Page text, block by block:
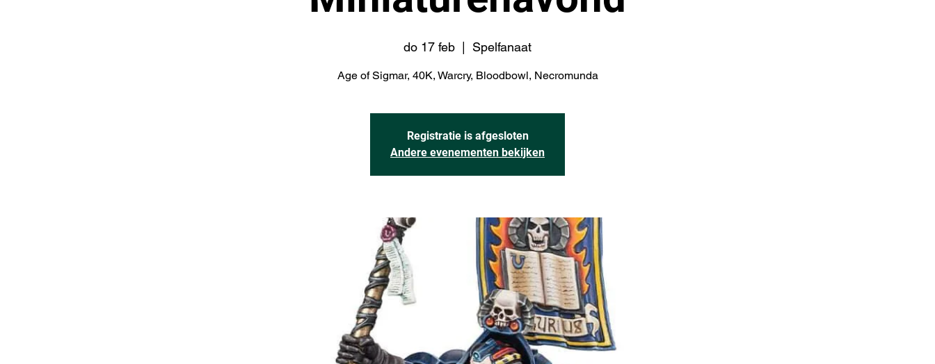
do 17 feb
  |
Spelfanaat
Age of Sigmar, 40K, Warcry, Bloodbowl, Necromunda
Registratie is afgesloten
Andere evenementen bekijken